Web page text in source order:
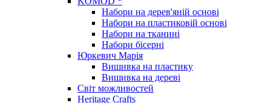
Набори на дерев'яній основі
Набори на пластиковій основі
Набори на тканині
Набори бісерні
Юркевич Марія
Вишивка на пластику
Вишивка на дереві
Світ можливостей
Heritage Crafts